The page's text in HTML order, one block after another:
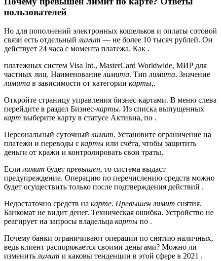
пользователей
Но для пополнений электронных кошельков и оплаты сотовой
связи есть отдельный лимит — не более 10 тысяч рублей. Он
действует 24 часа с момента платежа. Как .
платежных систем Visa Int., MasterCard Worldwide, МИР для
частных лиц. Наименование лимита. Тип лимита. Значение
лимита в зависимости от категории карты,.
Откройте страницу управления бизнес-картами. В меню слева
перейдите в раздел Бизнес-карты. Из списка выпущенных
карт выберите карту в статусе Активна, по .
Персональный суточный лимит. Установите ограничение на
платежи и переводы с карты или счёта, чтобы защитить
деньги от кражи и контролировать свои траты.
Если лимит будет превышен, то система выдаст
предупреждение. Операцию по перечислению средств можно
будет осуществить только после подтверждения действий .
Недостаточно средств на карте. Превышен лимит снятия.
Банкомат не видит денег. Техническая ошибка. Устройство не
реагирует на запросы владельца карты по .
Почему банки ограничивают операции по снятию наличных,
ведь клиент распоряжается своими деньгами? Можно ли
изменить лимит и каковы тенденции в этой сфере в 2021 .